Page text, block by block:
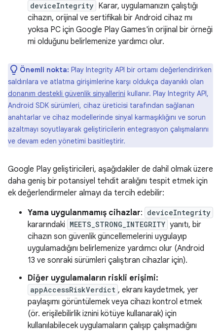
deviceIntegrity Karar, uygulamanızın çalıştığı
cihazın, orijinal ve sertifikalı bir Android cihaz mı
yoksa PC için Google Play Games'in orijinal bir örneği
mi olduğunu belirlemenize yardımcı olur.
Önemli nokta: Play Integrity API bir ortamı değerlendirirken
saldırılara ve atlatma girişimlerine karşı oldukça dayanıklı olan
donanım destekli güvenlik sinyallerini kullanır. Play Integrity API,
Android SDK sürümleri, cihaz üreticisi tarafından sağlanan
anahtarlar ve cihaz modellerinde sinyal karmaşıklığını ve sorun
azaltmayı soyutlayarak geliştiricilerin entegrasyon çalışmalarını
ve devam eden yönetimi basitleştirir.
Google Play geliştiricileri, aşağıdakiler de dahil olmak üzere
daha geniş bir potansiyel tehdit aralığını tespit etmek için
ek değerlendirmeler almayı da tercih edebilir:
Yama uygulanmamış cihazlar: deviceIntegrity
kararındaki MEETS_STRONG_INTEGRITY yanıtı, bir
cihazın son güvenlik güncellemelerini uygulayıp
uygulamadığını belirlemenize yardımcı olur (Android
13 ve sonraki sürümleri çalıştıran cihazlar için).
Diğer uygulamaların riskli erişimi:
appAccessRiskVerdict , ekranı kaydetmek, yer
paylaşımı görüntülemek veya cihazı kontrol etmek
(ör. erişilebilirlik iznini kötüye kullanarak) için
kullanılabilecek uygulamaların çalışıp çalışmadığını